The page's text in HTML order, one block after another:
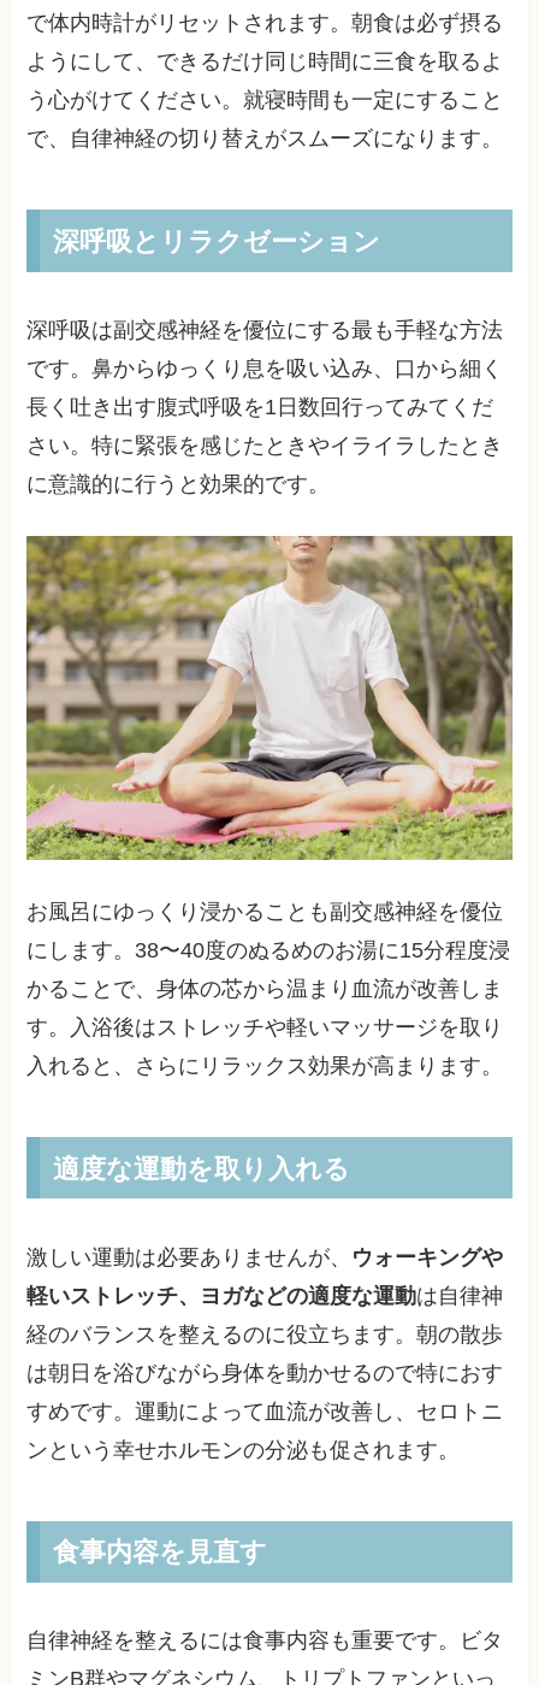
で体内時計がリセットされます。朝食は必ず摂る
ようにして、できるだけ同じ時間に三食を取るよ
う心がけてください。就寝時間も一定にすること
で、自律神経の切り替えがスムーズになります。
深呼吸とリラクゼーション
深呼吸は副交感神経を優位にする最も手軽な方法
です。鼻からゆっくり息を吸い込み、口から細く
長く吐き出す腹式呼吸を1日数回行ってみてくだ
さい。特に緊張を感じたときやイライラしたとき
に意識的に行うと効果的です。
お風呂にゆっくり浸かることも副交感神経を優位
にします。38〜40度のぬるめのお湯に15分程度浸
かることで、身体の芯から温まり血流が改善しま
す。入浴後はストレッチや軽いマッサージを取り
入れると、さらにリラックス効果が高まります。
適度な運動を取り入れる
激しい運動は必要ありませんが、 ウォーキングや
軽いストレッチ、ヨガなどの適度な運動は自律神
経のバランスを整えるのに役立ちます。朝の散歩
は朝日を浴びながら身体を動かせるので特におす
すめです。運動によって血流が改善し、セロトニ
ンという幸せホルモンの分泌も促されます。
食事内容を見直す
自律神経を整えるには食事内容も重要です。ビタ
ミンB群やマグネシウム、トリプトファンといっ